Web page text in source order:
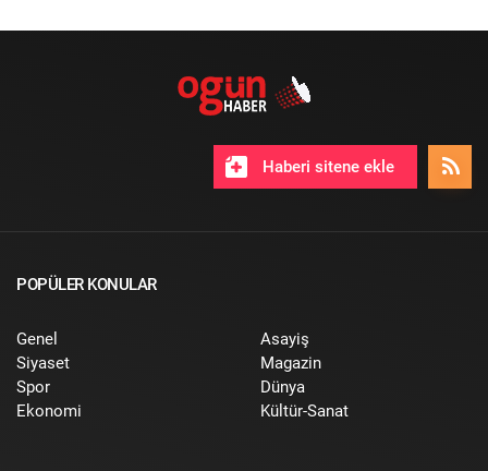
Haberi sitene ekle
POPÜLER KONULAR
Genel
Siyaset
Spor
Ekonomi
Asayiş
Magazin
Dünya
Kültür-Sanat